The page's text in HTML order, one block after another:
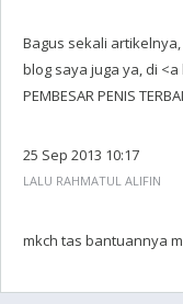
Bagus sekali
blog saya juga ya, di
PEMBESAR PENIS
25 Sep 2013 10:17
LALU RAHMATUL ALIFIN
mkch tas bantuannya